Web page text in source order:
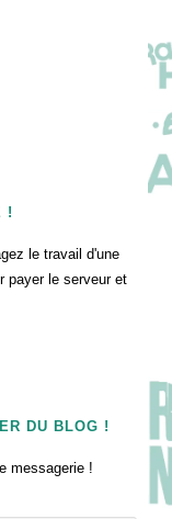
!
le travail d'une
payer le serveur et
DU BLOG !
messagerie !